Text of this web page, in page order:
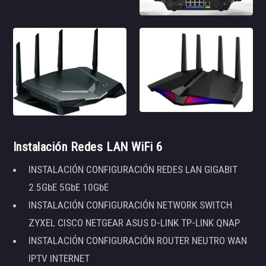
Instalación Redes LAN WiFi 6
INSTALACIÓN CONFIGURACIÓN REDES LAN GIGABIT
2.5GbE 5GbE 10GbE
INSTALACIÓN CONFIGURACIÓN NETWORK SWITCH
ZYXEL CISCO NETGEAR ASUS D-LINK TP-LINK QNAP
INSTALACIÓN CONFIGURACIÓN ROUTER NEUTRO WAN
IPTV INTERNET